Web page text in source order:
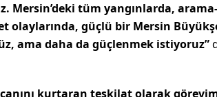
Mersin’deki tüm yangınlarda,
olaylarında, güçlü bir Mersin
ama daha da güçlenmek istiyoruz”
canını kurtaran teşkilat olarak